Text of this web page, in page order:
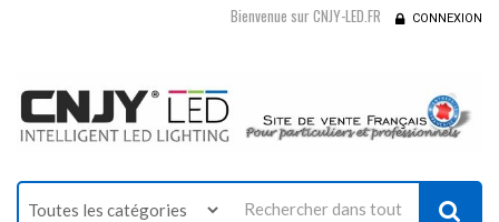
Bienvenue sur CNJY-LED.FR CONNEXION